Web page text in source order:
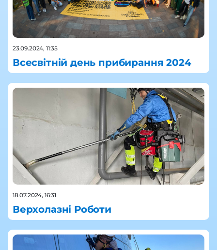
23.09.2024, 11:35
Всесвітній день прибирання 2024
18.07.2024, 16:31
Верхолазні Роботи